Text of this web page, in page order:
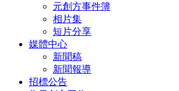
元創方事件簿
相片集
短片分享
媒體中心
新聞稿
新聞報導
招標公告